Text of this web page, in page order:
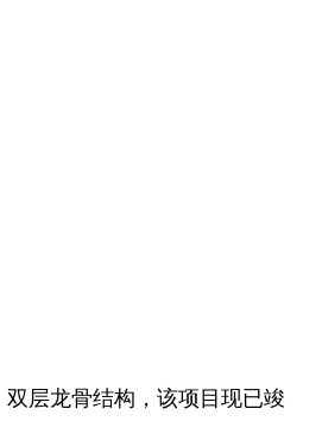
双层龙骨结构 ，该项目现已竣